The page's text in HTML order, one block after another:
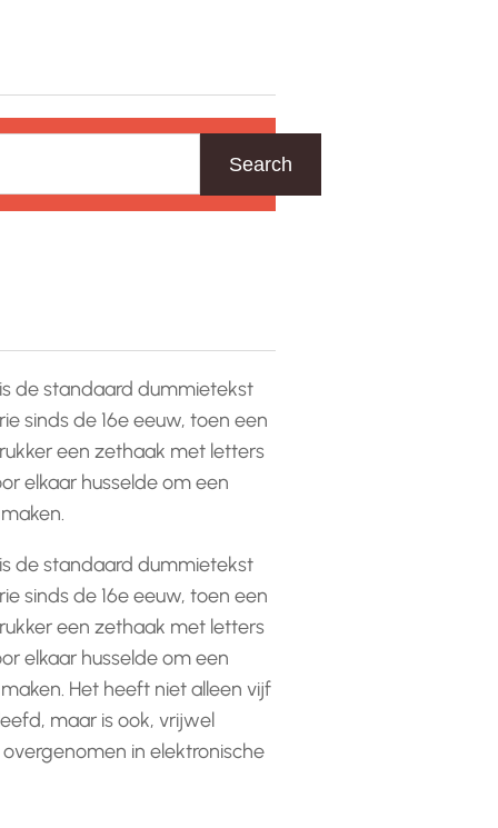
Search
de standaard dummietekst
sinds de 16e eeuw, toen een
een zethaak met letters
elkaar husselde om een
de standaard dummietekst
sinds de 16e eeuw, toen een
een zethaak met letters
elkaar husselde om een
Het heeft niet alleen vijf
maar is ook, vrijwel
in elektronische